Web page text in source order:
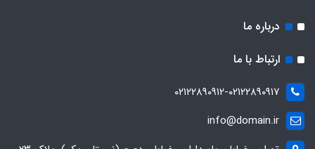
درباره ما
ارتباط با ما
۰۲۱۲۲۸۹۰۹۱۲-۰۲۱۲۲۸۹۰۹۱۷
info@domain.ir